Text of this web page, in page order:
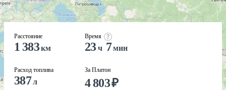
Расстояние
1 383км
Расход топлива
387л
Время
23ч 7мин
За Платон
4 803₽